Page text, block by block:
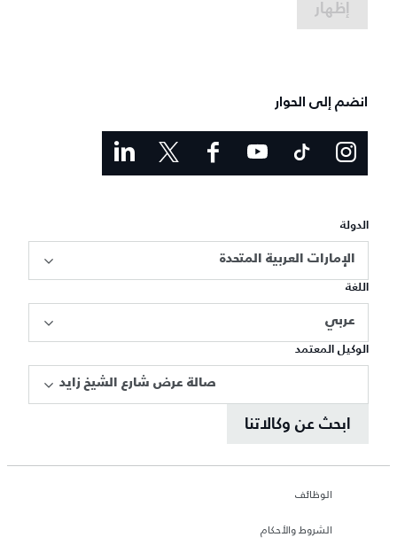
إظهار
انضم إلى الحوار
الدولة
الإمارات العربية المتحدة
اللغة
عربي
الوكيل المعتمد
صالة عرض شارع الشيخ زايد
ابحث عن وكالاتنا
الوظائف
الشروط والأحكام